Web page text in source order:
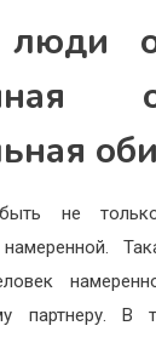
не
партнеру. В